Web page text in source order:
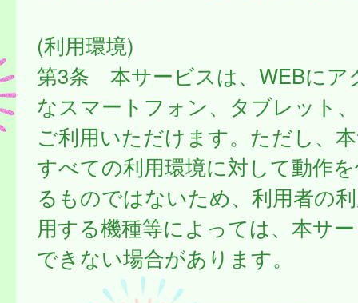
(利用環境)
第3条 本サービスは、WEBにア
なスマートフォン、タブレット
ご利用いただけます。ただし、
すべての利用環境に対して動作
るものではないため、利用者の
用する機種等によっては、本サ
できない場合があります。